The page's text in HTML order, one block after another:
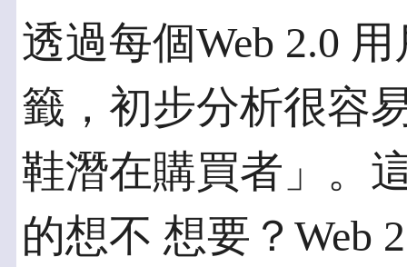
透過每個Web 2.0
籤，初步分析很容
鞋潛在購買者」。
的想不 想要？Web